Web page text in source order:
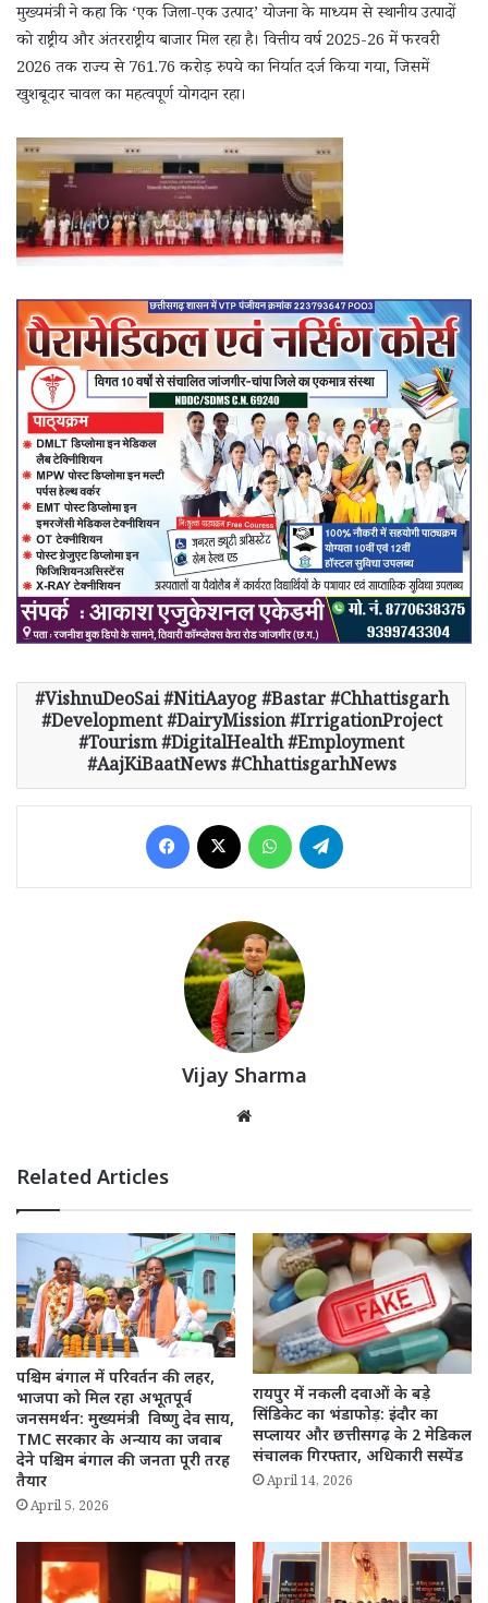
मुख्यमंत्री ने कहा कि ‘एक जिला-एक उत्पाद’ योजना के माध्यम से स्थानीय उत्पादों
को राष्ट्रीय और अंतरराष्ट्रीय बाजार मिल रहा है। वित्तीय वर्ष 2025-26 में फरवरी
2026 तक राज्य से 761.76 करोड़ रुपये का निर्यात दर्ज किया गया, जिसमें
खुशबूदार चावल का महत्वपूर्ण योगदान रहा।
VishnuDeoSai #NitiAayog #Bastar #Chhattisgarh
#Development #DairyMission #IrrigationProject
#Tourism #DigitalHealth #Employment
#AajKiBaatNews #ChhattisgarhNews
Facebook WhatsApp
Vijay Sharma
Related Articles
पश्चिम बंगाल में परिवर्तन की लहर,
भाजपा को मिल रहा अभूतपूर्व
जनसमर्थन: मुख्यमंत्री विष्णु देव साय,
TMC सरकार के अन्याय का जवाब
देने पश्चिम बंगाल की जनता पूरी तरह
तैयार
April 5, 2026
रायपुर में नकली दवाओं के बड़े
सिंडिकेट का भंडाफोड़: इंदौर का
सप्लायर और छत्तीसगढ़ के 2 मेडिकल
संचालक गिरफ्तार, अधिकारी सस्पेंड
April 14, 2026